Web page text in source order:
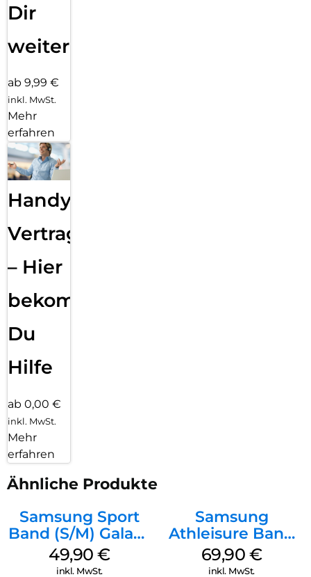
Dir
weiter
ab 9,99 €
inkl. MwSt.
Mehr
erfahren
Handy
Vertragsabwicklung
– Hier
bekommst
Du
Hilfe
ab 0,00 €
inkl. MwSt.
Mehr
erfahren
Ähnliche Produkte
Samsung Sport
Band (S/M) Galaxy
Watch8/Watch8
Classic White
49,90€
inkl. MwSt.
Samsung
Athleisure Band
(S/M) Galaxy
Watch8/Watch8
69,90 €
inkl. MwSt.